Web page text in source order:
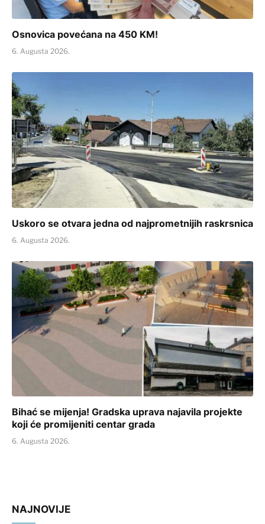
Osnovica povećana na 450 KM!
6. Augusta 2026.
Uskoro se otvara jedna od najprometnijih raskrsnica
6. Augusta 2026.
Bihać se mijenja! Gradska uprava najavila projekte
koji će promijeniti centar grada
6. Augusta 2026.
NAJNOVIJE